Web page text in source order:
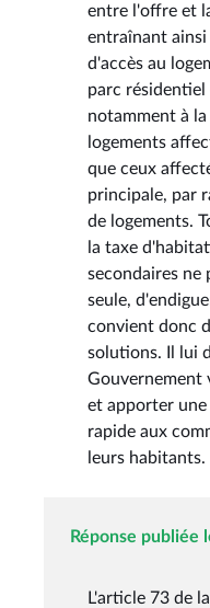
entre l'offre et
entraînant ainsi
d'accès au
parc
notamment à
logements
que ceux
principale, par
de logements.
la taxe
secondaires ne
seule,
convient donc
solutions. Il lui
Gouvernement
et apporter
rapide aux
leurs habitants.
Réponse publiée
L'article 73 de